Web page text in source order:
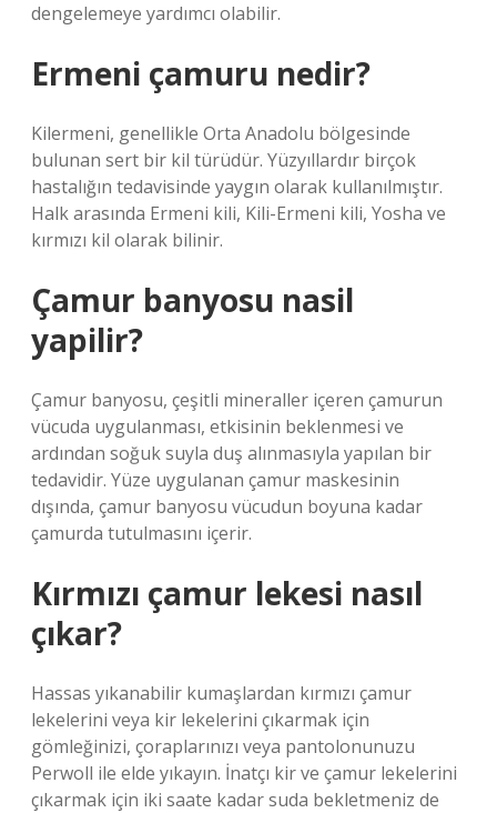
dengelemeye yardımcı olabilir.
Ermeni çamuru nedir?
Kilermeni, genellikle Orta Anadolu bölgesinde
bulunan sert bir kil türüdür. Yüzyıllardır birçok
hastalığın tedavisinde yaygın olarak kullanılmıştır.
Halk arasında Ermeni kili, Kili-Ermeni kili, Yosha ve
kırmızı kil olarak bilinir.
Çamur banyosu nasil
yapilir?
Çamur banyosu, çeşitli mineraller içeren çamurun
vücuda uygulanması, etkisinin beklenmesi ve
ardından soğuk suyla duş alınmasıyla yapılan bir
tedavidir. Yüze uygulanan çamur maskesinin
dışında, çamur banyosu vücudun boyuna kadar
çamurda tutulmasını içerir.
Kırmızı çamur lekesi nasıl
çıkar?
Hassas yıkanabilir kumaşlardan kırmızı çamur
lekelerini veya kir lekelerini çıkarmak için
gömleğinizi, çoraplarınızı veya pantolonunuzu
Perwoll ile elde yıkayın. İnatçı kir ve çamur lekelerini
çıkarmak için iki saate kadar suda bekletmeniz de